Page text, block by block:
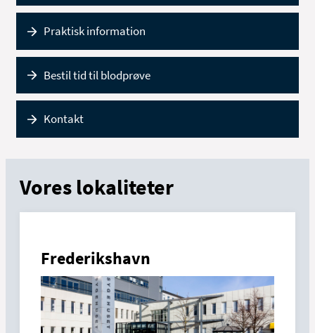
Praktisk information
Bestil tid til blodprøve
Kontakt
Vores lokaliteter
Frederikshavn